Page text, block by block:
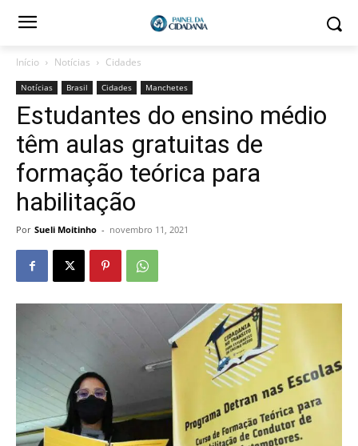
Início Notícias Cidades
Notícias Brasil Cidades Manchetes
Estudantes do ensino médio
têm aulas gratuitas de
formação teórica para
habilitação
Por Sueli Moitinho - novembro 11, 2021